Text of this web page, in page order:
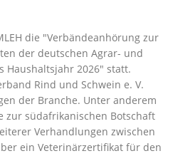
die
Verbändeanhörung zur
der deutschen Agrar- und
Haushaltsjahr 2026 statt.
Rind und Schwein e. V.
der Branche. Unter anderem
zur südafrikanischen Botschaft
Verhandlungen zwischen
ein Veterinärzertifikat für den